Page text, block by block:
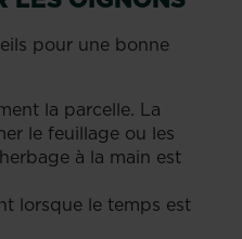
pour une bonne
la parcelle. La
le feuillage ou les
à la main est
lorsque le temps est